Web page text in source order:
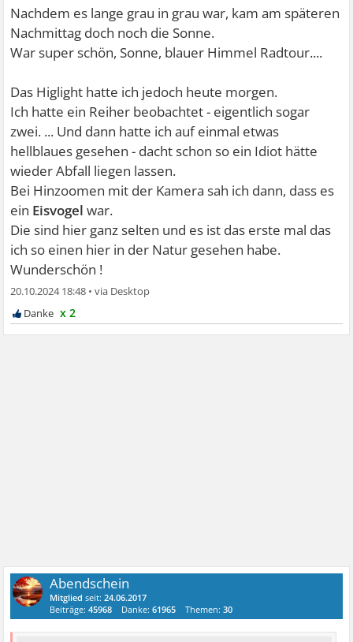
Nachdem es lange grau in grau war, kam am späteren
Nachmittag doch noch die Sonne.
War super schön, Sonne, blauer Himmel Radtour....
Das Higlight hatte ich jedoch heute morgen.
Ich hatte ein Reiher beobachtet - eigentlich sogar
zwei. ... Und dann hatte ich auf einmal etwas
hellblaues gesehen - dacht schon so ein Idiot hätte
wieder Abfall liegen lassen.
Bei Hinzoomen mit der Kamera sah ich dann, dass es
ein Eisvogel war.
Die sind hier ganz selten und es ist das erste mal das
ich so einen hier in der Natur gesehen habe.
Wunderschön !
20.10.2024 18:48 •
x 2
Abendschein
Mitglied seit:24.06.2017
Beiträge:45968 Danke:61965 Themen:30